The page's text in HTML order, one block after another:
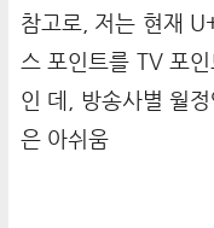
참고로, 저는 현재
스 포인트를 TV 포
인 데, 방송사별 월
은 아쉬움